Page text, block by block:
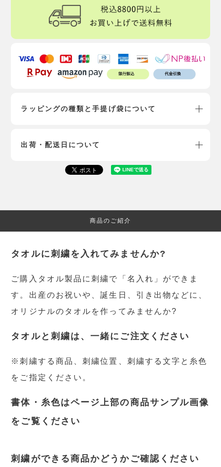
ラッピングの種類と手提げ袋について
出荷・配送日について
商品のご紹介
タオルに刺繍を入れてみませんか?
ご購入タオル製品に刺繍で「名入れ」ができま
す。出産のお祝いや、誕生日、引き出物などに、
オリジナルのタオルを作ってみませんか?
タオルと刺繍は、一緒にご注文ください
※刺繍する商品、刺繍位置、刺繍する文字と糸色
をご指定ください。
書体・糸色はページ上部の商品サンプル画像
をご覧ください
刺繍ができる商品かどうかご確認ください